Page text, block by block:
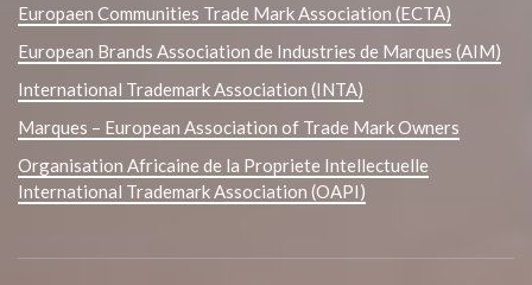
Europaen Communities Trade Mark Association (ECTA)
European Brands Association de Industries de Marques (AIM)
International Trademark Association (INTA)
Marques – European Association of Trade Mark Owners
Organisation Africaine de la Propriete Intellectuelle
International Trademark Association (OAPI)